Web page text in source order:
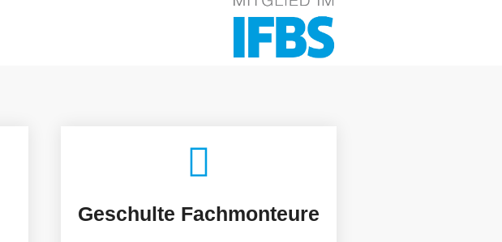
Geschulte Fachmonteure